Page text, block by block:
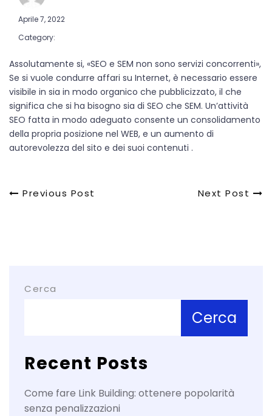
Aprile 7, 2022
Category:
Assolutamente si, «SEO e SEM non sono servizi concorrenti»,
Se si vuole condurre affari su Internet, è necessario essere
visibile in sia in modo organico che pubblicizzato, il che
significa che si ha bisogno sia di SEO che SEM. Un’attività
SEO fatta in modo adeguato consente un consolidamento
della propria posizione nel WEB, e un aumento di
autorevolezza del sito e dei suoi contenuti .
Navigazione
Previous
Previous Post
Next
Next Post
Cerca
Cerca
Recent Posts
Come fare Link Building: ottenere popolarità
senza penalizzazioni